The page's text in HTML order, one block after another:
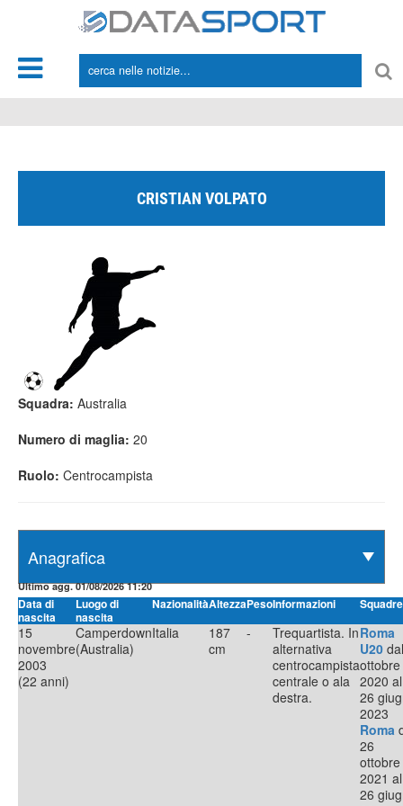
CRISTIAN VOLPATO
Squadra: Australia
Numero di maglia: 20
Ruolo: Centrocampista
Ultimo agg. 01/08/2026 11:20
Data di
nascita
Luogo di
nascita
NazionalitàAltezzaPesoInformazioni Squadre
15
novembre
2003
(22 anni)
Camperdown
(Australia)
Italia
187
cm
-
Trequartista. In
alternativa
centrocampista
centrale o ala
destra.
Roma
U20
ottobre
2020 al
26
2023
Roma
26
ottobre
2021 al
26